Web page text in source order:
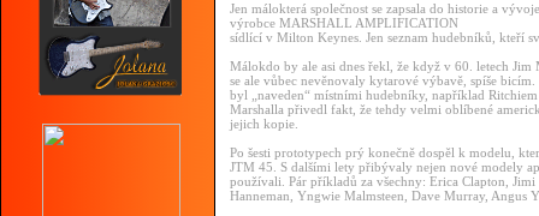
Jen málokterá společnost se zapsala do historie a
výrobce MARSHALL AMPLIFICATION
sídlící v Milton Keynes. Jen seznam hudebníků, kteří
Málokdo by ale asi dnes řekl, že když v 60. letech
se ale vůbec nevěnovaly kytarové výbavě, spíše
byl „naveden“ místními hudebníky, například
Marshalla přivedl fakt, že tehdy velmi oblíbené
jejich kopie.
Po šesti prototypech prý konečně dospěl k modelu,
JTM 45. S dalšími lety přibývaly nejen nové modely
používali. Pár příkladů za všechny: Erica Clapton,
Hanneman, Yngwie Malmsteen, Dave Murray, Angus